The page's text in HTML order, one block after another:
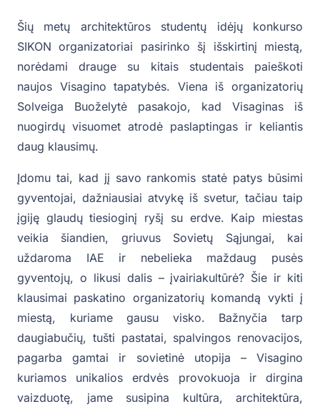
Šių metų architektūros studentų idėjų konkurso
SIKON organizatoriai pasirinko šį išskirtinį miestą,
norėdami drauge su kitais studentais paieškoti
naujos Visagino tapatybės. Viena iš organizatorių
Solveiga Buoželytė pasakojo, kad Visaginas iš
nuogirdų visuomet atrodė paslaptingas ir keliantis
daug klausimų.
Įdomu tai, kad jį savo rankomis statė patys būsimi
gyventojai, dažniausiai atvykę iš svetur, tačiau taip
įgiję glaudų tiesioginį ryšį su erdve. Kaip miestas
veikia šiandien, griuvus Sovietų Sąjungai, kai
uždaroma IAE ir nebelieka maždaug pusės
gyventojų, o likusi dalis – įvairiakultūrė? Šie ir kiti
klausimai paskatino organizatorių komandą vykti į
miestą, kuriame gausu visko. Bažnyčia tarp
daugiabučių, tušti pastatai, spalvingos renovacijos,
pagarba gamtai ir sovietinė utopija – Visagino
kuriamos unikalios erdvės provokuoja ir dirgina
vaizduotę, jame susipina kultūra, architektūra,